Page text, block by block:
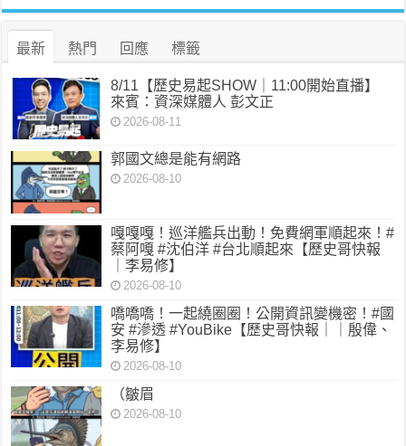
最新 熱門 回應 標籤
8/11【歷史易起SHOW｜11:00開始直播】
來賓：資深媒體人 彭文正
2026-08-11
郭國文總是能有網路
2026-08-10
嘎嘎嘎！巡洋艦兵出動！免費網軍順起來！#
蔡阿嘎 #沈伯洋 #台北順起來【歷史哥快報
｜李易修】
2026-08-10
嘺嘺嘺！一起繞圈圈！公開資訊變機密！#國
安 #滲透 #YouBike【歷史哥快報｜｜殷偉、
李易修】
2026-08-10
（皺眉
2026-08-10